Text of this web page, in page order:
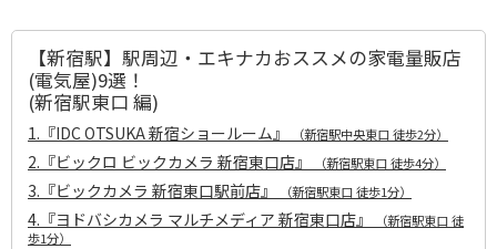
【新宿駅】駅周辺・エキナカおススメの家電量販店
(電気屋)9選！
(新宿駅東口 編)
1.『IDC OTSUKA 新宿ショールーム』 （新宿駅中央東口 徒歩2分）
2.『ビックロ ビックカメラ 新宿東口店』 （新宿駅東口 徒歩4分）
3. 『ビックカメラ 新宿東口駅前店』 （新宿駅東口 徒歩1分）
4.『ヨドバシカメラ マルチメディア 新宿東口店』
（新宿駅東口 徒
歩1分）